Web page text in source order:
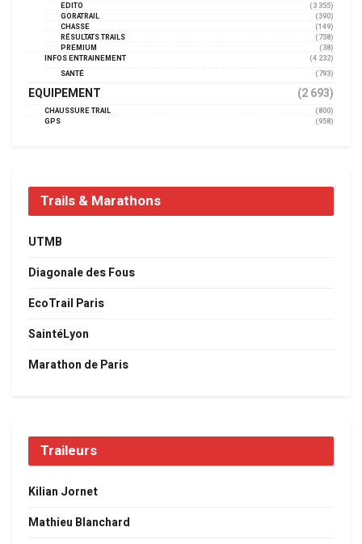
EDITO
(3 355)
GORATRAIL
(390)
CHASSE
(149)
RÉSULTATS TRAILS
(738)
PREMIUM
(38)
INFOS ENTRAINEMENT
(4 232)
SANTÉ
(793)
EQUIPEMENT (2 693)
CHAUSSURE TRAIL
(800)
GPS
(958)
Trails & Marathons
UTMB
Diagonale des Fous
EcoTrail Paris
SaintéLyon
Marathon de Paris
Traileurs
Kilian Jornet
Mathieu Blanchard